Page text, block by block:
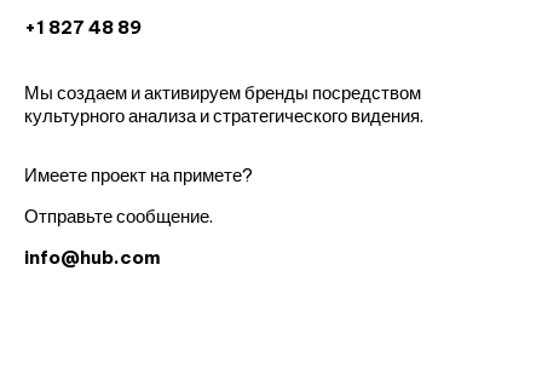
+1 827 48 89
Мы создаем и активируем бренды посредством
культурного анализа и стратегического видения.
Имеете проект на примете?
Отправьте сообщение.
info@hub.com